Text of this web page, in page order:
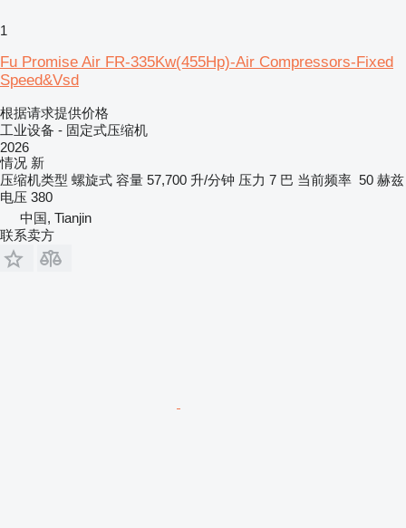
1
Fu Promise Air FR-335Kw(455Hp)-Air Compressors-Fixed
Speed&Vsd
根据请求提供价格
工业设备 - 固定式压缩机
2026
情况 新
压缩机类型 螺旋式 容量 57,700 升/分钟 压力 7 巴 当前频率 50 赫兹
电压 380
中国, Tianjin
联系卖方